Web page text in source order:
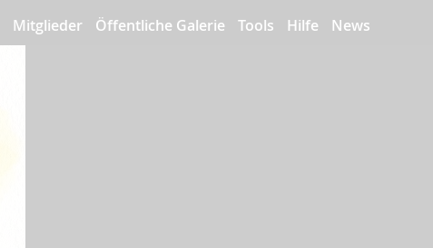
Mitglieder Öffentliche Galerie Tools Hilfe News